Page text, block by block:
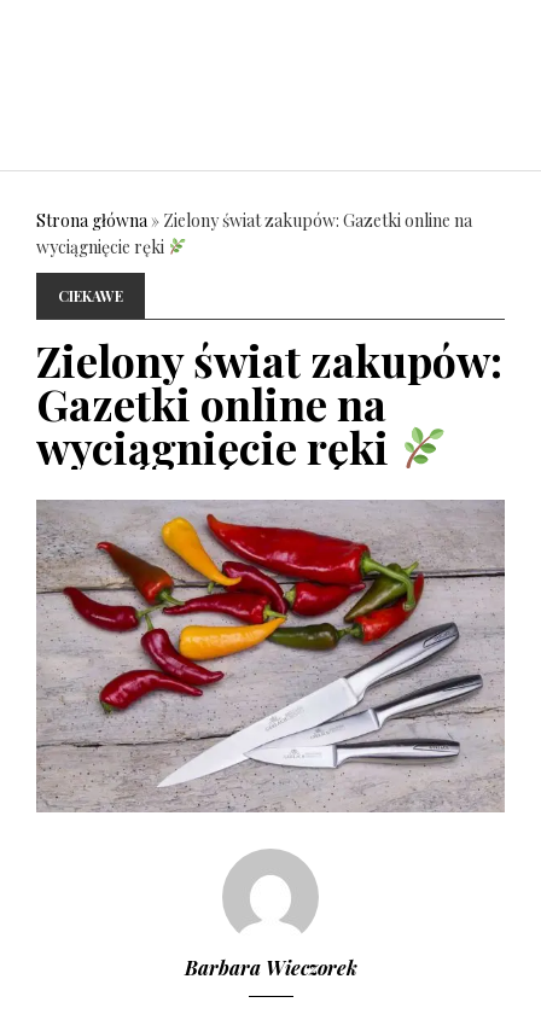
Strona główna» Zielony świat zakupów: Gazetki online na
wyciągnięcie ręki
CIEKAWE
Zielony świat zakupów:
Gazetki online na
wyciągnięcie ręki
Barbara Wieczorek